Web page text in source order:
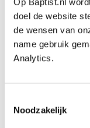
doel de website
de wensen van
name gebruik
Analytics.
Noodzakelijk
€
Op